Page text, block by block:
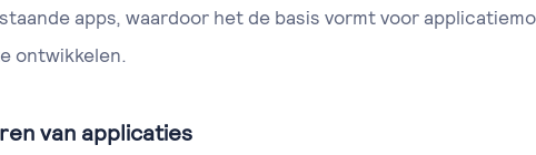
apps, waardoor het de basis vormt voor
ontwikkelen.
van applicaties